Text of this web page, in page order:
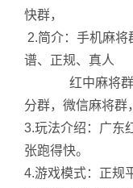
快群，
2.简介：手机麻将
谱、正规、真人
红中麻将群，
分群，微信麻将群
3.玩法介绍：广东
张跑得快。
4.游戏模式：正规